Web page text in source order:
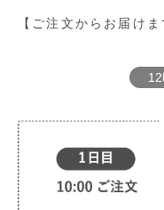
【ご注文からお届けま